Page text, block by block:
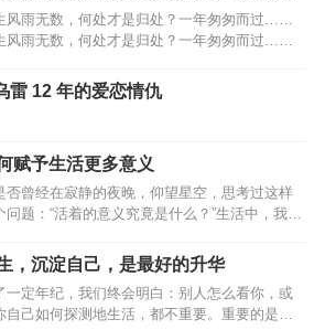
好像唱成了一首歌。他的名字叫星野道夫。不
地方，透过各自的人生，看到的风景也有所不
回想起孩童时期。想的不外乎是热衷的各种游
青梅竹马的好友...不过最令人难以忘怀的，应
！
风雨无数，何处才是归处？一年匆匆而过……
风雨无数，何处才是归处？一年匆匆而过……
才是归处。如果累了，就回家吧！…
雷 12 年的爱恋情仇
赋予生活更多意义
否曾经在寂静的夜晚，仰望星空，思考过这样
问题：“活着的意义究竟是什么？”生活中，我们
们的存在以合理性。生活并不只是关于生存，
关于寻找和实现我们的潜能。每个人都像是一
雕琢的玉石，需要经过磨砺和雕琢，才能展现
在的价值。因此，活着的意义在于自我实现，
，沉淀自己，是最好的升华
一定年纪，我们终会明白：别人怎么看你，或
自己如何探测地生活，都不重要。重要的是你